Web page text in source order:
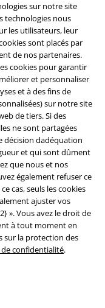
sur notre site
technologies nous
les utilisateurs, leur
sont placés par
de nos partenaires.
cookies pour garantir
et personnaliser
et à des fins de
sur notre site
de tiers. Si des
ne sont partagées
décision dadéquation
et qui sont dûment
que nous et nos
également refuser ce
cas, seuls les cookies
ajuster vos
». Vous avez le droit de
à tout moment en
sur la protection des
confidentialité.